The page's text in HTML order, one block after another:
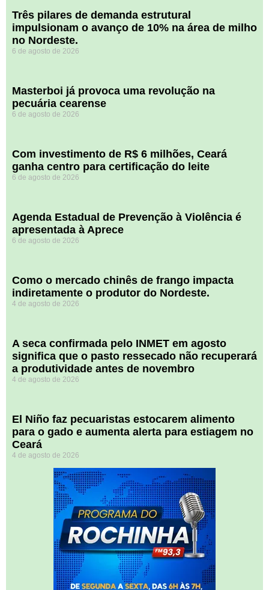
​Três pilares de demanda estrutural
impulsionam o avanço de 10% na área de milho
no Nordeste.
6 de agosto de 2026
Masterboi já provoca uma revolução na
pecuária cearense
6 de agosto de 2026
Com investimento de R$ 6 milhões, Ceará
ganha centro para certificação do leite
6 de agosto de 2026
Agenda Estadual de Prevenção à Violência é
apresentada à Aprece
6 de agosto de 2026
​Como o mercado chinês de frango impacta
indiretamente o produtor do Nordeste.
4 de agosto de 2026
A seca confirmada pelo INMET em agosto
significa que o pasto ressecado não recuperará
a produtividade antes de novembro
4 de agosto de 2026
El Niño faz pecuaristas estocarem alimento
para o gado e aumenta alerta para estiagem no
Ceará
4 de agosto de 2026